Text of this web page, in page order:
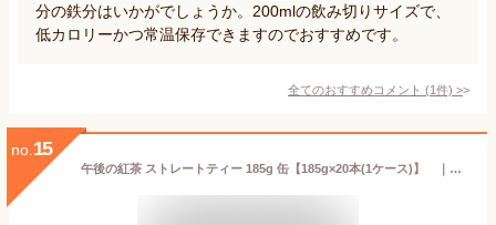
分の鉄分はいかがでしょうか。200mlの飲み切りサイズで、
低カロリーかつ常温保存できますのでおすすめです。
全てのおすすめコメント (1件) >
no. 15
午後の紅茶 ストレートティー 185g 缶【185g×20本(1ケース)】 ｜ 送料無料 倉庫出荷 キリンビバレッジ 甘さすっきり 低カロリー 紅茶 アイスティー 缶ジュース 小容量